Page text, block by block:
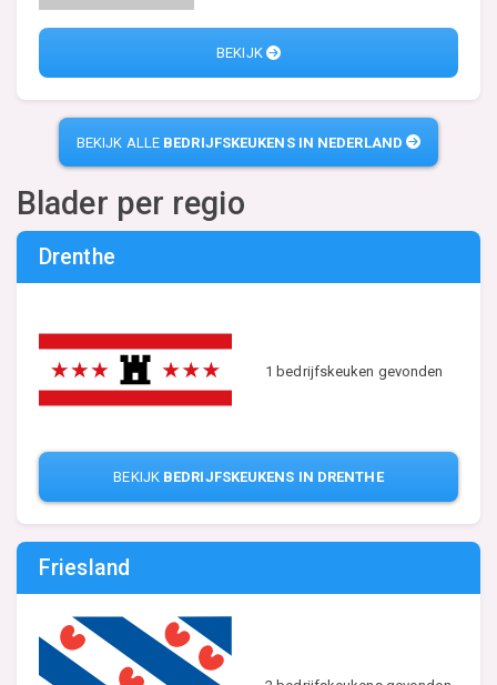
BEKIJK
BEKIJK ALLE BEDRIJFSKEUKENS IN NEDERLAND
Blader per regio
Drenthe
1 bedrijfskeuken gevonden
BEKIJK BEDRIJFSKEUKENS IN DRENTHE
Friesland